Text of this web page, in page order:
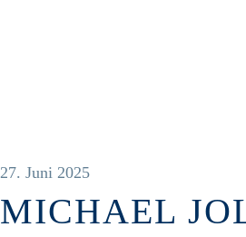
27. Juni 2025
MICHAEL